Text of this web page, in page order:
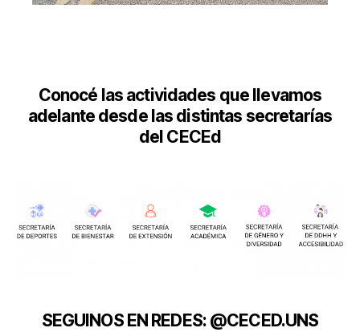
Conocé las actividades que llevamos
adelante desde las distintas secretarías
del CECEd
SEGUINOS EN REDES: @CECED.UNS